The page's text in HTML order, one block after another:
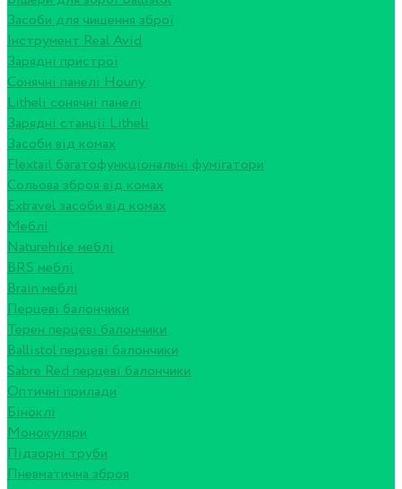
Засоби для чищення зброї
Інструмент Real Avid
Зарядні пристрої
Сонячні панелі Houny
Litheli сонячні панелі
Зарядні станції Litheli
Засоби від комах
Flextail багатофункціональні фумігатори
Сольова зброя від комах
Extravel засоби від комах
Меблі
Naturehike меблі
BRS меблі
Brain меблі
Перцеві балончики
Терен перцеві балончики
Ballistol перцеві балончики
Sabre Red перцеві балончики
Оптичні прилади
Біноклі
Монокуляри
Підзорні труби
Пневматична зброя